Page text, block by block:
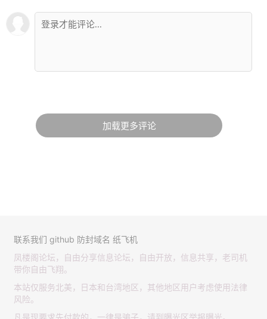
加载更多评论
联系我们 github 防封域名 纸飞机
凤楼阁论坛，自由分享信息论坛，自由开放，信息共享，老司机
带你自由飞翔。
本站仅服务北美，日本和台湾地区，其他地区用户考虑使用法律
风险。
凡是现要求先付款的，一律是骗子，请到曝光区举报曝光。